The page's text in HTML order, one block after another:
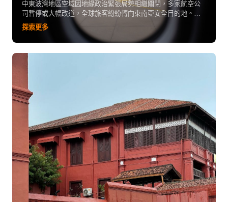
中東波灣地區空域因地緣政治緊張局勢相繼關閉，多家航空公
司暫停或大幅改道，全球旅客紛紛轉向東南亞安全目的地。馬
來西亞憑藉完善的航空網絡與豐富旅遊資源，旅客人數逆市上
升，VM2026目標鎖定4,700萬旅客、收益RM329億。現在正是
香港旅客出發馬來西亞的最佳時機。
探索更多